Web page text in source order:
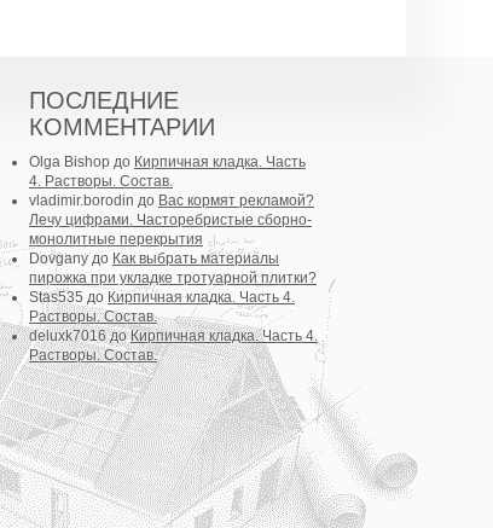
ПОСЛЕДНИЕ
КОММЕНТАРИИ
Olga Bishop до Кирпичная кладка. Часть
4. Растворы. Состав.
vladimir.borodin до Вас кормят рекламой?
Лечу цифрами. Часторебристые сборно-
монолитные перекрытия
Dovganyдо Как выбрать материалы
пирожка при укладке тротуарной плитки?
Stas535 до Кирпичная кладка. Часть 4.
Растворы. Состав.
deluxk7016доКирпичная кладка. Часть 4.
Растворы. Состав.